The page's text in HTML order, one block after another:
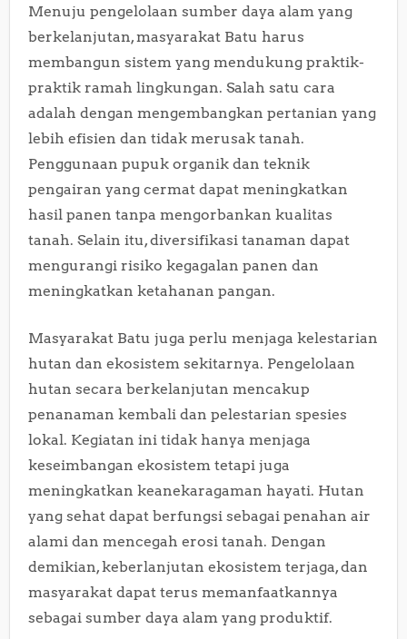
Menuju pengelolaan sumber daya alam yang
berkelanjutan, masyarakat Batu harus
membangun sistem yang mendukung praktik-
praktik ramah lingkungan. Salah satu cara
adalah dengan mengembangkan pertanian yang
lebih efisien dan tidak merusak tanah.
Penggunaan pupuk organik dan teknik
pengairan yang cermat dapat meningkatkan
hasil panen tanpa mengorbankan kualitas
tanah. Selain itu, diversifikasi tanaman dapat
mengurangi risiko kegagalan panen dan
meningkatkan ketahanan pangan.
Masyarakat Batu juga perlu menjaga kelestarian
hutan dan ekosistem sekitarnya. Pengelolaan
hutan secara berkelanjutan mencakup
penanaman kembali dan pelestarian spesies
lokal. Kegiatan ini tidak hanya menjaga
keseimbangan ekosistem tetapi juga
meningkatkan keanekaragaman hayati. Hutan
yang sehat dapat berfungsi sebagai penahan air
alami dan mencegah erosi tanah. Dengan
demikian, keberlanjutan ekosistem terjaga, dan
masyarakat dapat terus memanfaatkannya
sebagai sumber daya alam yang produktif.